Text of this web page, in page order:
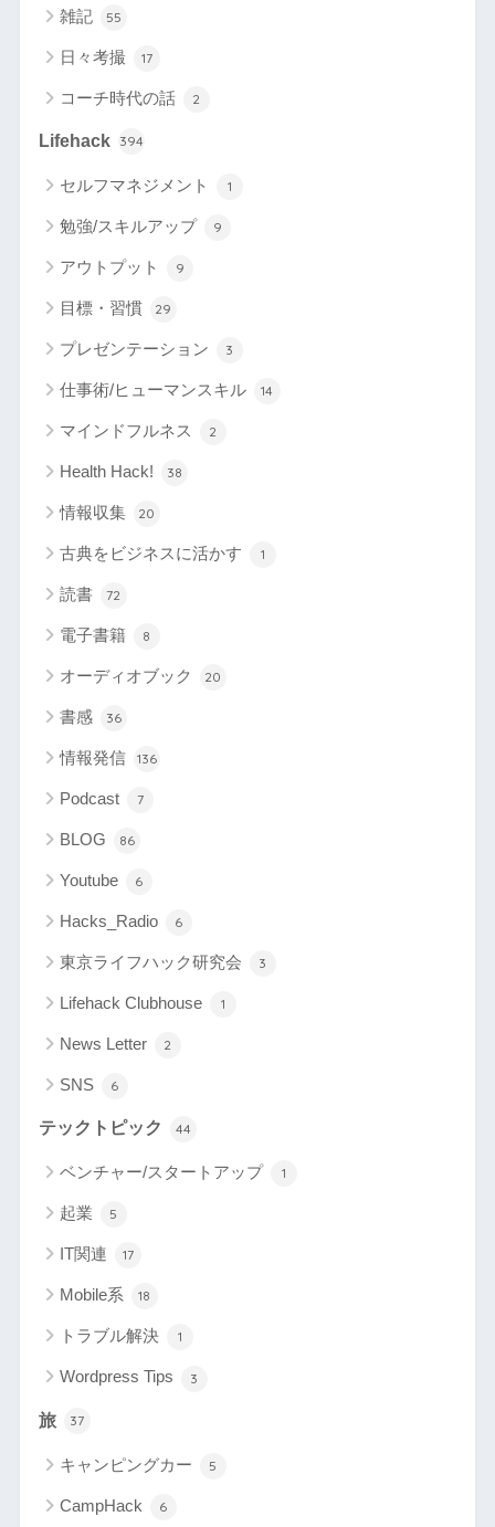
雑記 55
日々考撮 17
コーチ時代の話 2
Lifehack 394
セルフマネジメント 1
勉強/スキルアップ 9
アウトプット 9
目標・習慣 29
プレゼンテーション 3
仕事術/ヒューマンスキル 14
マインドフルネス 2
Health Hack! 38
情報収集 20
古典をビジネスに活かす 1
読書 72
電子書籍 8
オーディオブック 20
書感 36
情報発信 136
Podcast 7
BLOG 86
Youtube 6
Hacks_Radio 6
東京ライフハック研究会 3
Lifehack Clubhouse 1
News Letter 2
SNS 6
テックトピック 44
ベンチャー/スタートアップ 1
起業 5
IT関連 17
Mobile系 18
トラブル解決 1
Wordpress Tips 3
旅 37
キャンピングカー 5
CampHack 6